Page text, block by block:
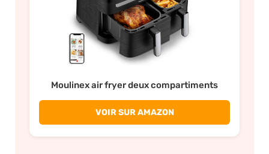
Moulinex air fryer deux compartiments
VOIR SUR AMAZON